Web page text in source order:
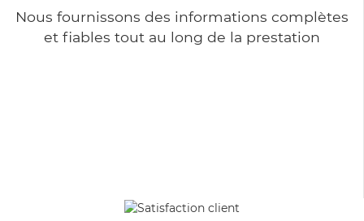
Nous fournissons des informations complètes
et fiables tout au long de la prestation